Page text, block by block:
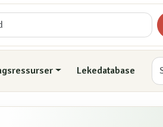
Lekedatabase